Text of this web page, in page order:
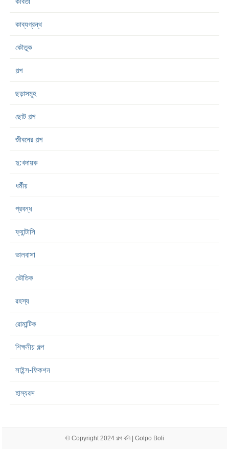
কাব্যগ্রন্থ
কৌতুক
গল্প
ছড়াসমূহ
ছোট গল্প
জীবনের গল্প
দু:খদায়ক
ধর্মীয়
প্রবন্ধ
ফ্যান্টাসি
ভালবাসা
ভৌতিক
রহস্য
রোমান্টিক
শিক্ষনীয় গল্প
সাইন্স-ফিকশন
হাস্যরস
© Copyright 2024 গল্প বলি | Golpo Boli